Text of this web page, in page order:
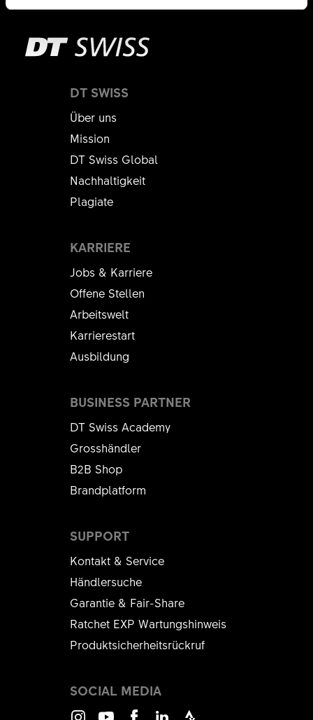
DT SWISS
Über uns
Mission
DT Swiss Global
Nachhaltigkeit
Plagiate
KARRIERE
Jobs & Karriere
Offene Stellen
Arbeitswelt
Karrierestart
Ausbildung
SUPPORT
Kontakt & Service
Händlersuche
Garantie & Fair-Share
Ratchet EXP Wartungshinweis
Produktsicherheitsrückruf
BUSINESS PARTNER
DT Swiss Academy
Grosshändler
B2B Shop
Brandplatform
SOCIAL MEDIA